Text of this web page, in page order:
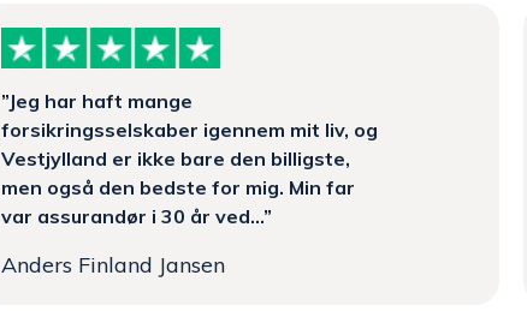
”Jeg har haft mange
forsikringsselskaber igennem mit liv, og
Vestjylland er ikke bare den billigste,
men også den bedste for mig. Min far
var assurandør i 30 år ved...”
Anders Finland Jansen